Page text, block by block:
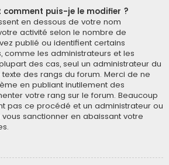
comment puis-je le modifier ?
en dessous de votre nom
activité selon le nombre de
publié ou identifient certains
comme les administrateurs et les
des cas, seul un administrateur du
des rangs du forum. Merci de ne
en publiant inutilement des
votre rang sur le forum. Beaucoup
pas ce procédé et un administrateur ou
sanctionner en abaissant votre